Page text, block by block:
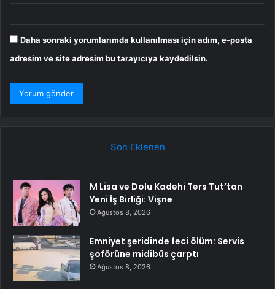
Daha sonraki yorumlarımda kullanılması için adım, e-posta
adresim ve site adresim bu tarayıcıya kaydedilsin.
Son Eklenen
M Lisa ve Dolu Kadehi Ters Tut’tan
Yeni İş Birliği: Vişne
Ağustos 8, 2026
Emniyet şeridinde feci ölüm: Servis
şoförüne midibüs çarptı
Ağustos 8, 2026